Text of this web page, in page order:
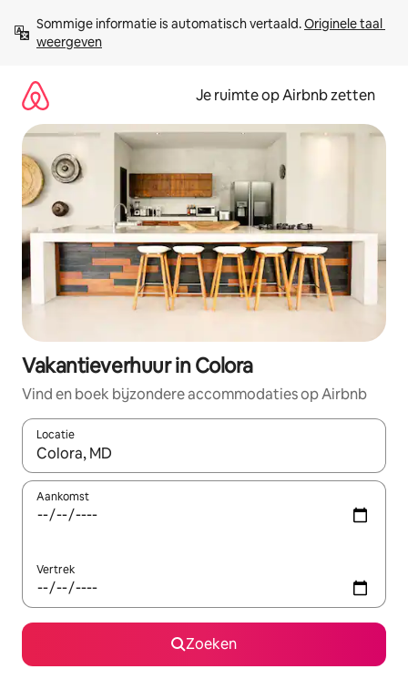
direct
naar
Sommige informatie is automatisch vertaald. Originele taal
weergeven
Je ruimte op Airbnb zetten
Vakantieverhuur in Colora
Vind en boek bijzondere accommodaties op Airbnb
Locatie
Wanneer er suggesties beschikbaar zijn, maak je een keuze
Aankomst
Vertrek
Zoeken